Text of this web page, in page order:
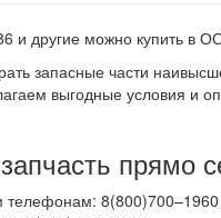
и другие можно купить в
запасные части
выгодные условия и
прямо
телефонам: